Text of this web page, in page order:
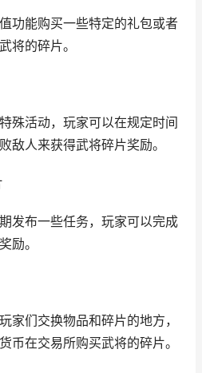
功能购买一些特定的礼包或者
将的碎片。
殊活动，玩家可以在规定时间
敌人来获得武将碎片奖励。
发布一些任务，玩家可以完成
励。
家们交换物品和碎片的地方，
币在交易所购买武将的碎片。